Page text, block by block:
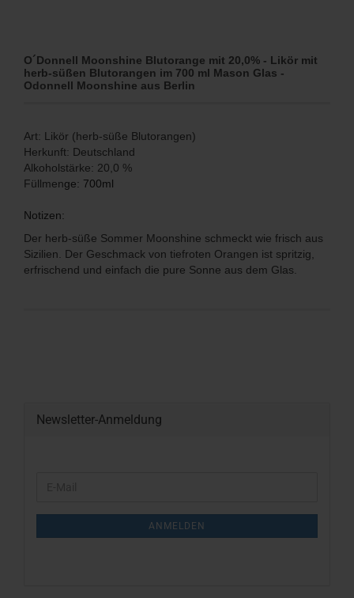
O´Donnell Moonshine Blutorange mit 20,0% - Likör mit
herb-süßen Blutorangen im 700 ml Mason Glas -
Odonnell Moonshine aus Berlin
Art: Likör (herb-süße Blutorangen)
Herkunft: Deutschland
Alkoholstärke: 20,0 %
Füllmenge: 700ml
Notizen:
Der herb-süße Sommer Moonshine schmeckt wie frisch aus
Sizilien. Der Geschmack von tiefroten Orangen ist spritzig,
erfrischend und einfach die pure Sonne aus dem Glas.
Newsletter-Anmeldung
ANMELDEN